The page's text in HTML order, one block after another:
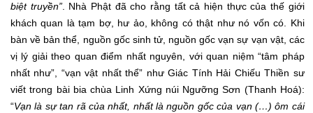
biệt truyền”. Nhà Phật đã cho rằng tất cả hiện thực của thế giới
khách quan là tạm bợ, hư ảo, không có thật như nó vốn có. Khi
bàn về bản thể, nguồn gốc sinh tử, nguồn gốc vạn sự vạn vật, các
vị lý giải theo quan điểm nhất nguyên, với quan niệm “tâm pháp
nhất như”, “vạn vật nhất thể” như Giác Tính Hải Chiếu Thiền sư
viết trong bài bia chùa Linh Xứng núi Ngưỡng Sơn (Thanh Hoá):
“Vạn là sự tan rã của nhất, nhất là nguồn gốc của vạn (…) ôm cái